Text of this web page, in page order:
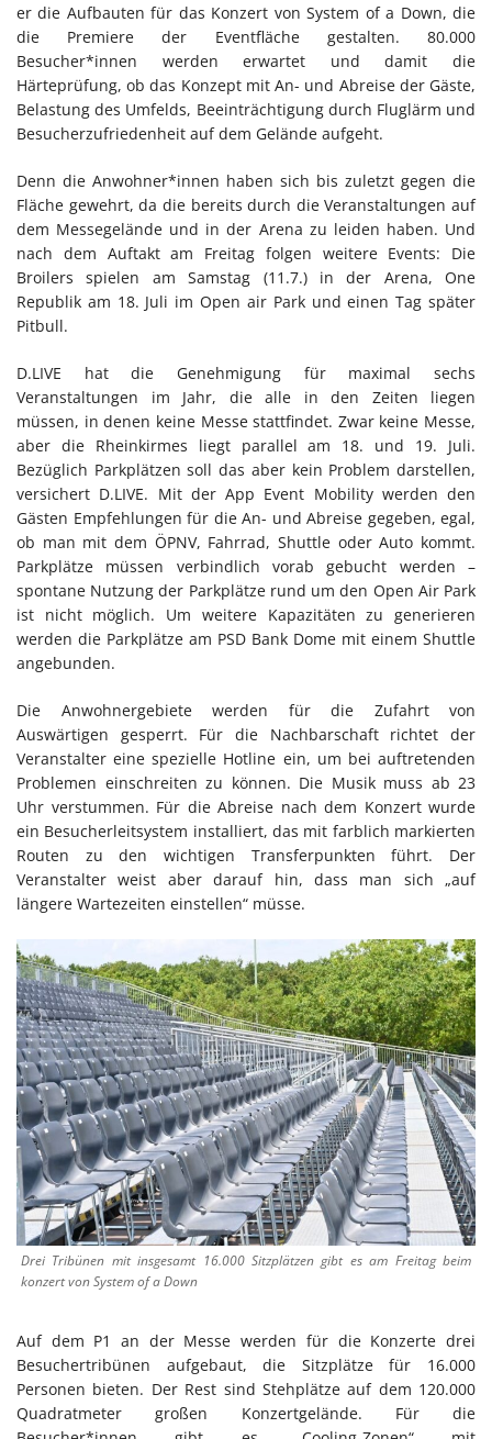
er die Aufbauten für das Konzert von System of a Down, die
die Premiere der Eventfläche gestalten. 80.000
Besucher*innen werden erwartet und damit die
Härteprüfung, ob das Konzept mit An- und Abreise der Gäste,
Belastung des Umfelds, Beeinträchtigung durch Fluglärm und
Besucherzufriedenheit auf dem Gelände aufgeht.
Denn die Anwohner*innen haben sich bis zuletzt gegen die
Fläche gewehrt, da die bereits durch die Veranstaltungen auf
dem Messegelände und in der Arena zu leiden haben. Und
nach dem Auftakt am Freitag folgen weitere Events: Die
Broilers spielen am Samstag (11.7.) in der Arena, One
Republik am 18. Juli im Open air Park und einen Tag später
Pitbull.
D.LIVE hat die Genehmigung für maximal sechs
Veranstaltungen im Jahr, die alle in den Zeiten liegen
müssen, in denen keine Messe stattfindet. Zwar keine Messe,
aber die Rheinkirmes liegt parallel am 18. und 19. Juli.
Bezüglich Parkplätzen soll das aber kein Problem darstellen,
versichert D.LIVE. Mit der App Event Mobility werden den
Gästen Empfehlungen für die An- und Abreise gegeben, egal,
ob man mit dem ÖPNV, Fahrrad, Shuttle oder Auto kommt.
Parkplätze müssen verbindlich vorab gebucht werden –
spontane Nutzung der Parkplätze rund um den Open Air Park
ist nicht möglich. Um weitere Kapazitäten zu generieren
werden die Parkplätze am PSD Bank Dome mit einem Shuttle
angebunden.
Die Anwohnergebiete werden für die Zufahrt von
Auswärtigen gesperrt. Für die Nachbarschaft richtet der
Veranstalter eine spezielle Hotline ein, um bei auftretenden
Problemen einschreiten zu können. Die Musik muss ab 23
Uhr verstummen. Für die Abreise nach dem Konzert wurde
ein Besucherleitsystem installiert, das mit farblich markierten
Routen zu den wichtigen Transferpunkten führt. Der
Veranstalter weist aber darauf hin, dass man sich „auf
längere Wartezeiten einstellen“ müsse.
Drei Tribünen mit insgesamt 16.000 Sitzplätzen gibt es am Freitag beim
konzert von System of a Down
Auf dem P1 an der Messe werden für die Konzerte drei
Besuchertribünen aufgebaut, die Sitzplätze für 16.000
Personen bieten. Der Rest sind Stehplätze auf dem 120.000
Quadratmeter großen Konzertgelände. Für die